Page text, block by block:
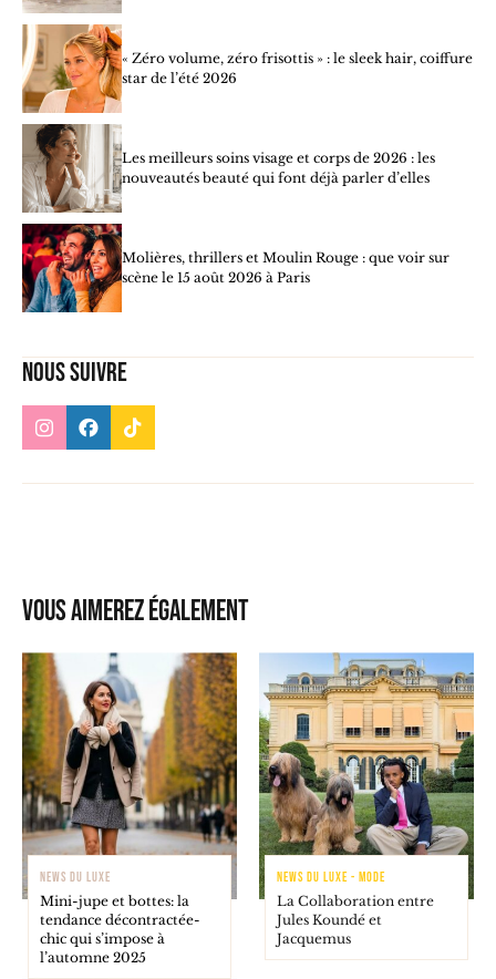
« Zéro volume, zéro frisottis » : le sleek hair, coiffure
star de l’été 2026
Les meilleurs soins visage et corps de 2026 : les
nouveautés beauté qui font déjà parler d’elles
Molières, thrillers et Moulin Rouge : que voir sur
scène le 15 août 2026 à Paris
Nous suivre
Vous aimerez également
NEWS DU LUXE
Mini-jupe et bottes: la
tendance décontractée-
chic qui s’impose à
l’automne 2025
NEWS DU LUXE - MODE
La Collaboration entre
Jules Koundé et
Jacquemus